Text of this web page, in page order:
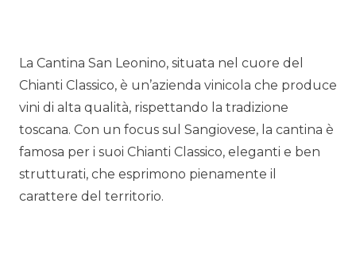
La Cantina San Leonino, situata nel cuore del
Chianti Classico, è un’azienda vinicola che produce
vini di alta qualità, rispettando la tradizione
toscana. Con un focus sul Sangiovese, la cantina è
famosa per i suoi Chianti Classico, eleganti e ben
strutturati, che esprimono pienamente il
carattere del territorio.